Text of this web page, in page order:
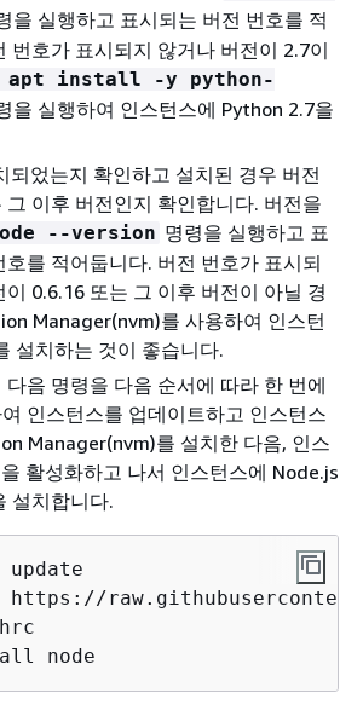
을 실행하고 표시되는 버전 번호를 적
번호가 표시되지 않거나 버전이 2.7이
apt install -y python-
을 실행하여 인스턴스에 Python 2.7을
되었는지 확인하고 설치된 경우 버전
그 이후 버전인지 확인합니다. 버전을
--version 명령을 실행하고 표
를 적어둡니다. 버전 번호가 표시되
이 0.6.16 또는 그 이후 버전이 아닐 경
Manager(nvm)를 사용하여 인스턴
설치하는 것이 좋습니다.
다음 명령을 다음 순서에 따라 한 번에
인스턴스를 업데이트하고 인스턴스
Manager(nvm)를 설치한 다음, 인스
활성화하고 나서 인스턴스에 Node.js
설치합니다.
update
node